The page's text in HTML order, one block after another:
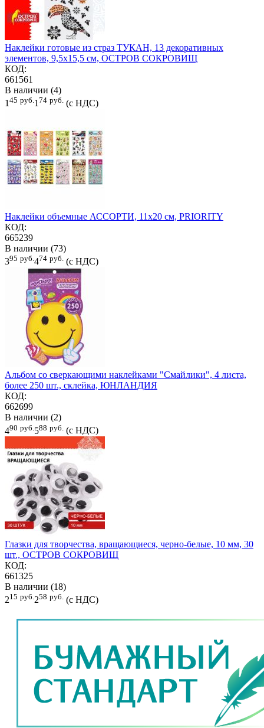
Наклейки готовые из страз ТУКАН, 13 декоративных
элементов, 9,5х15,5 см, ОСТРОВ СОКРОВИЩ
КОД:
661561
В наличии (4)
1 45 руб. 1 74 руб. (с НДС)
Наклейки объемные АССОРТИ, 11х20 см, PRIORITY
КОД:
665239
В наличии (73)
395 руб.474 руб. (с НДС)
Альбом со сверкающими наклейками "Смайлики", 4 листа,
более 250 шт., склейка, ЮНЛАНДИЯ
КОД:
662699
В наличии (2)
490 руб. 588 руб. (с НДС)
Глазки для творчества, вращающиеся, черно-белые, 10 мм, 30
шт., ОСТРОВ СОКРОВИЩ
КОД:
661325
В наличии (18)
215 руб. 258 руб. (с НДС)